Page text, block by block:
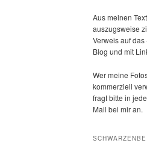
Aus meinen
auszugs­weise
Verweis auf
Blog und mit
Wer meine
kommer­ziell
fragt bitte in
Mail bei mir an.